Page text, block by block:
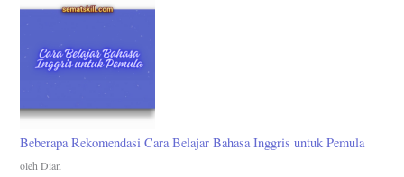
Beberapa Rekomendasi Cara Belajar Bahasa Inggris untuk Pemula
oleh Dian